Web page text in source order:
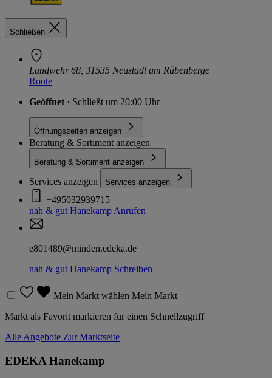
Schließen
Landwehr 68, 31535 Neustadt am Rübenberge
Route
Geöffnet · Schließt um 20:00 Uhr
Öffnungszeiten anzeigen
Beratung & Sortiment anzeigen
Beratung & Sortiment anzeigen
Services anzeigen Services anzeigen
+495032939715
nah & gut HanekampAnrufen
e801489@minden.edeka.de
nah & gut Hanekamp Schreiben
Mein Markt wählen Mein Markt
Markt als Favorit markieren für einen Schnellzugriff
Alle Angebote Zur Marktseite
EDEKA Hanekamp